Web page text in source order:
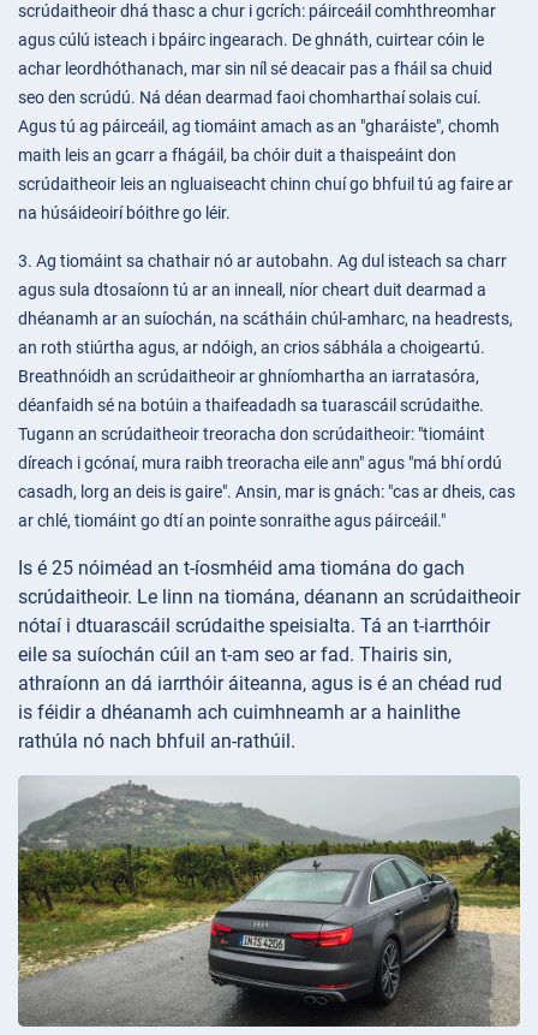
scrúdaitheoir dhá thasc a chur i gcrích: páirceáil comhthreomhar
agus cúlú isteach i bpáirc ingearach. De ghnáth, cuirtear cóin le
achar leordhóthanach, mar sin níl sé deacair pas a fháil sa chuid
seo den scrúdú. Ná déan dearmad faoi chomharthaí solais cuí.
Agus tú ag páirceáil, ag tiomáint amach as an "gharáiste", chomh
maith leis an gcarr a fhágáil, ba chóir duit a thaispeáint don
scrúdaitheoir leis an ngluaiseacht chinn chuí go bhfuil tú ag faire ar
na húsáideoirí bóithre go léir.
3. Ag tiomáint sa chathair nó ar autobahn. Ag dul isteach sa charr
agus sula dtosaíonn tú ar an inneall, níor cheart duit dearmad a
dhéanamh ar an suíochán, na scátháin chúl-amharc, na headrests,
an roth stiúrtha agus, ar ndóigh, an crios sábhála a choigeartú.
Breathnóidh an scrúdaitheoir ar ghníomhartha an iarratasóra,
déanfaidh sé na botúin a thaifeadadh sa tuarascáil scrúdaithe.
Tugann an scrúdaitheoir treoracha don scrúdaitheoir: "tiomáint
díreach i gcónaí, mura raibh treoracha eile ann" agus "má bhí ordú
casadh, lorg an deis is gaire". Ansin, mar is gnách: "cas ar dheis, cas
ar chlé, tiomáint go dtí an pointe sonraithe agus páirceáil."
Is é 25 nóiméad an t-íosmhéid ama tiomána do gach
scrúdaitheoir. Le linn na tiomána, déanann an scrúdaitheoir
nótaí i dtuarascáil scrúdaithe speisialta. Tá an t-iarrthóir
eile sa suíochán cúil an t-am seo ar fad. Thairis sin,
athraíonn an dá iarrthóir áiteanna, agus is é an chéad rud
is féidir a dhéanamh ach cuimhneamh ar a hainlithe
rathúla nó nach bhfuil an-rathúil.